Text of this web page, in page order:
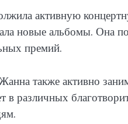
активную
новые альбомы. Она
премий.
также активно
в различных